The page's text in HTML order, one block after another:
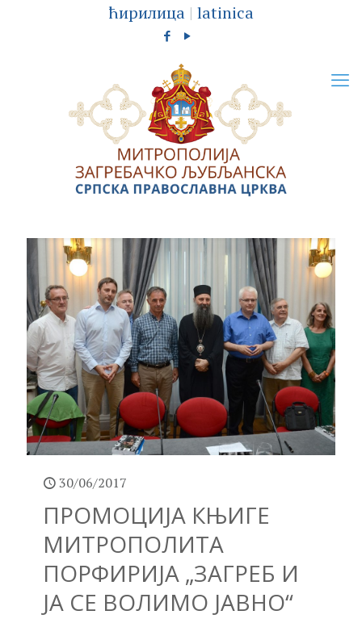
ћирилица | latinica
30/06/2017
ПРОМОЦИЈА КЊИГЕ
МИТРОПОЛИТА
ПОРФИРИЈА „ЗАГРЕБ И
ЈА СЕ ВОЛИМО ЈАВНО“